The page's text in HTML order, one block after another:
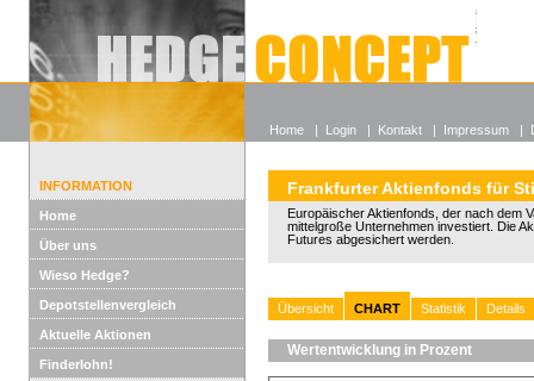
Alle
Wieso
INFORMATION
Home
Über uns
Wieso Hedge?
Depotstellenvergleich
Aktuelle Aktionen
Finderlohn!
Frankfurter Aktienfonds für
Europäischer Aktienfonds, der nach dem
mittelgroße Unternehmen investiert. Die
Futures abgesichert werden.
Übersicht CHART Statistik Details
Wertentwicklung in Prozent
Home | Login | Kontakt | Impressum |